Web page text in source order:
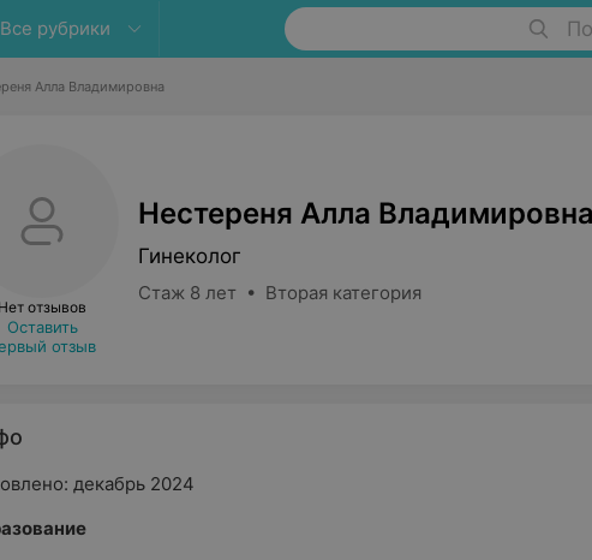
Все рубрики
Алла Владимировна
Нет отзывов
Оставить
отзыв
Нестереня Алла Владимировна
Гинеколог
Стаж 8 лет • Вторая категория
декабрь 2024